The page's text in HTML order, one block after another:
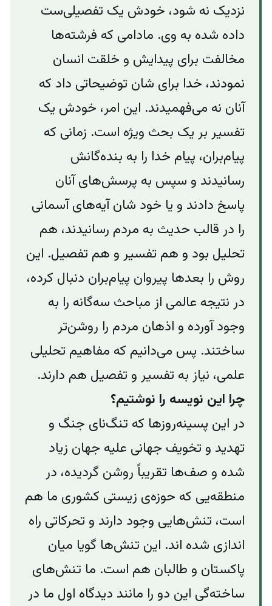
نزدیک نه شود، خودش یک تفصیلی‌ست
داده شده به وی. مادامی که فرشته‌ها
مخالفت برای پیدایش و خلقت انسان
نمودند، خدا برای شان توضیحاتی داد که
آنان نه می‌فهمیدند. این امر، خودش یک
تفسیر بر یک بحث ویژه است. زمانی که
پیام‌بران، پیام خدا را به بنده‌‌گانش
رسانیدند و سپس به پرسش‌های آنان
پاسخ دادند و یا خود شان آیه‌های آسمانی
را در قالب حدیث به مردم رسانیدند، هم
تحلیل بود و هم تفسیر و هم تفصیل. این
روش را بعدها پیروان پیام‌بران دنبال کرده،
در نتیجه عالمی از مباحث سه‌گانه را به
وجود آورده و اذهان مردم را روشن‌تر
ساختند. پس می‌دانیم که مفاهیم تحلیلی
علمی، نیاز به تفسیر و تفصیل هم دارند.
چرا این نویسه را نوشتیم؟
در این پسینه‌روزها که تنگ‌نای جنگ و
تهدید و تخویف جهانی علیه جهان زیاد
شده و صف‌ها تقریباً روشن گردیده، در
منطقه‌یی که حوزه‌ی زیستی کشوری ما هم
است، تنش‌هایی وجود دارند و تحرکاتی راه
اندازی شده اند. این تنش‌ها گویا میان
پاکستان و طالبان هم است. ما تنش‌های
ساخته‌‌گی این دو را مانند دیدگاه اول ما در